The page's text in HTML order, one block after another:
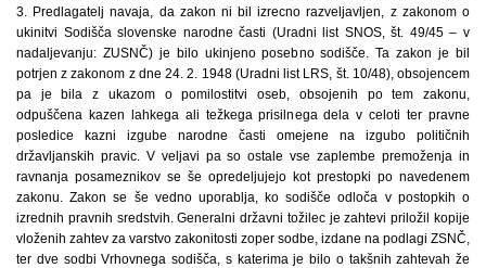
3. Predlagatelj navaja, da zakon ni bil izrecno razveljavljen, z zakonom o
ukinitvi Sodišča slovenske narodne časti (Uradni list SNOS, št. 49/45 – v
nadaljevanju: ZUSNČ) je bilo ukinjeno posebno sodišče. Ta zakon je bil
potrjen z zakonom z dne 24. 2. 1948 (Uradni list LRS, št. 10/48), obsojencem
pa je bila z ukazom o pomilostitvi oseb, obsojenih po tem zakonu,
odpuščena kazen lahkega ali težkega prisilnega dela v celoti ter pravne
posledice kazni izgube narodne časti omejene na izgubo političnih
državljanskih pravic. V veljavi pa so ostale vse zaplembe premoženja in
ravnanja posameznikov se še opredeljujejo kot prestopki po navedenem
zakonu. Zakon se še vedno uporablja, ko sodišče odloča v postopkih o
izrednih pravnih sredstvih. Generalni državni tožilec je zahtevi priložil kopije
vloženih zahtev za varstvo zakonitosti zoper sodbe, izdane na podlagi ZSNČ,
ter dve sodbi Vrhovnega sodišča, s katerima je bilo o takšnih zahtevah že